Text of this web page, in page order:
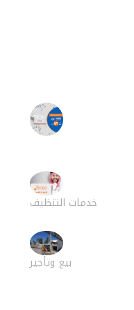
خدمات التنظيف
بيع وتأجير